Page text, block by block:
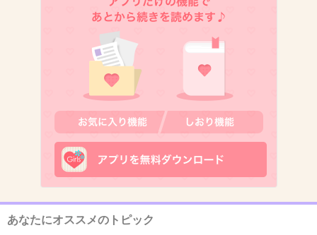
ラーメンに胡椒をかけない。
+0
脂身は旦那の皿へ
+8
あなたにオススメのトピック